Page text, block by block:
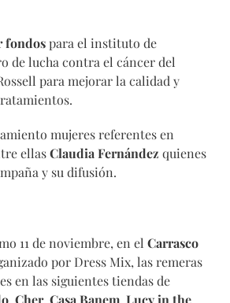
fondospara el instituto de
de lucha contra el cáncer del
para mejorar la calidad y
mujeres referentes en
ellasClaudia Fernández quienes
y su difusión.
11 de noviembre, en el Carrasco
por Dress Mix, las remeras
en las siguientes tiendas de
, Cher, Casa Banem, Lucy in the